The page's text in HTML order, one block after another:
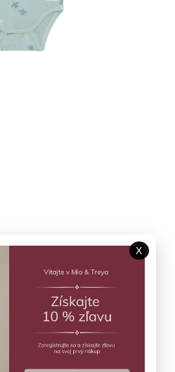
škandinávskom dizajne
80 cm
X